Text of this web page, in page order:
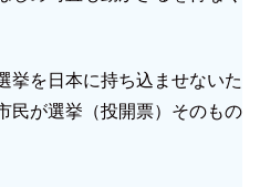
挙を日本に持ち込ませないた
民が選挙（投開票）そのもの